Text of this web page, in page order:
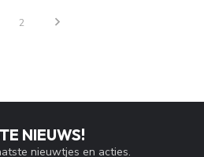
2
NIEUWS!
nieuwtjes en acties.